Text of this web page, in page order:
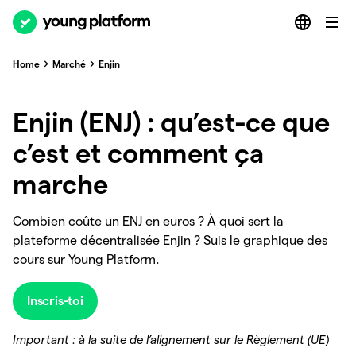
Home Marché Enjin
Enjin (ENJ) : qu’est-ce que
c’est et comment ça
marche
Combien coûte un ENJ en euros ? À quoi sert la
plateforme décentralisée Enjin ? Suis le graphique des
cours sur Young Platform.
Inscris-toi
Important : à la suite de l’alignement sur le Règlement (UE)